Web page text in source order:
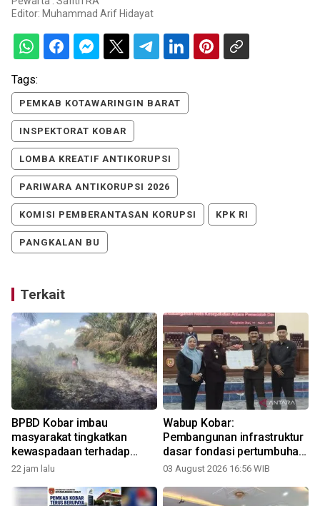
Editor: Muhammad Arif Hidayat
Tags:
PEMKAB KOTAWARINGIN BARAT
INSPEKTORAT KOBAR
LOMBA KREATIF ANTIKORUPSI
PARIWARA ANTIKORUPSI 2026
KOMISI PEMBERANTASAN KORUPSI KPK RI
PANGKALAN BU
Terkait
BPBD Kobar imbau
masyarakat tingkatkan
kewaspadaan terhadap
potensi karhutla
22 jam lalu
Wabup Kobar:
Pembangunan infrastruktur
dasar fondasi pertumbuhan
ekonomi
03 August 2026 16:56 WIB